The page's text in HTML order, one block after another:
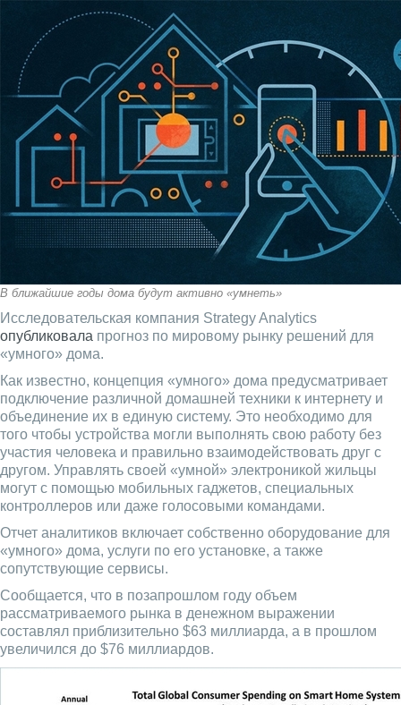
В ближайшие годы дома будут активно «умнеть»
Исследовательская компания Strategy Analytics
опубликовала прогноз по мировому рынку решений для
«умного» дома.
Как известно, концепция «умного» дома предусматривает
подключение различной домашней техники к интернету и
объединение их в единую систему. Это необходимо для
того чтобы устройства могли выполнять свою работу без
участия человека и правильно взаимодействовать друг с
другом. Управлять своей «умной» электроникой жильцы
могут с помощью мобильных гаджетов, специальных
контроллеров или даже голосовыми командами.
Отчет аналитиков включает собственно оборудование для
«умного» дома, услуги по его установке, а также
сопутствующие сервисы.
Сообщается, что в позапрошлом году объем
рассматриваемого рынка в денежном выражении
составлял приблизительно $63 миллиарда, а в прошлом
увеличился до $76 миллиардов.